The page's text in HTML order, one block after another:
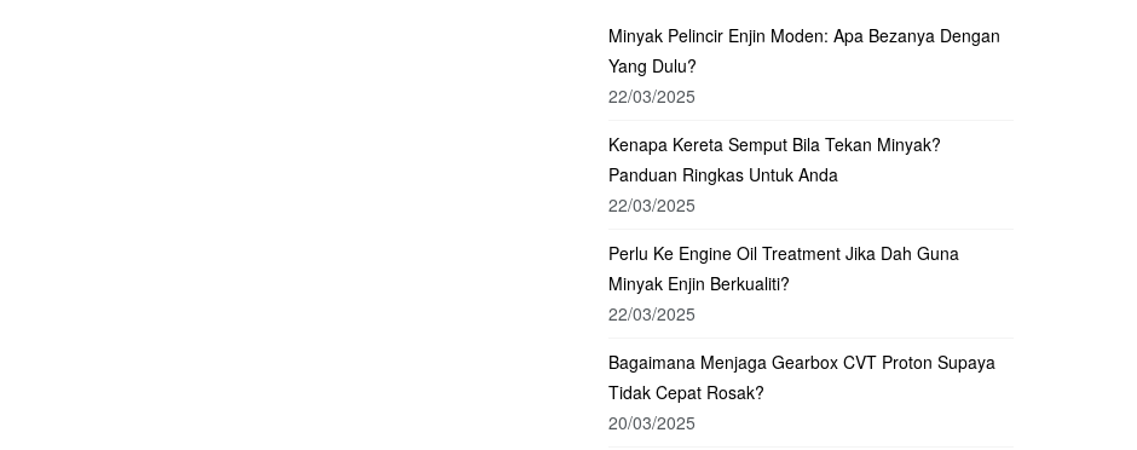
Minyak Pelincir Enjin Moden: Apa Bezanya Dengan
Yang Dulu?
22/03/2025
Kenapa Kereta Semput Bila Tekan Minyak?
Panduan Ringkas Untuk Anda
22/03/2025
Perlu Ke Engine Oil Treatment Jika Dah Guna
Minyak Enjin Berkualiti?
22/03/2025
Bagaimana Menjaga Gearbox CVT Proton Supaya
Tidak Cepat Rosak?
20/03/2025